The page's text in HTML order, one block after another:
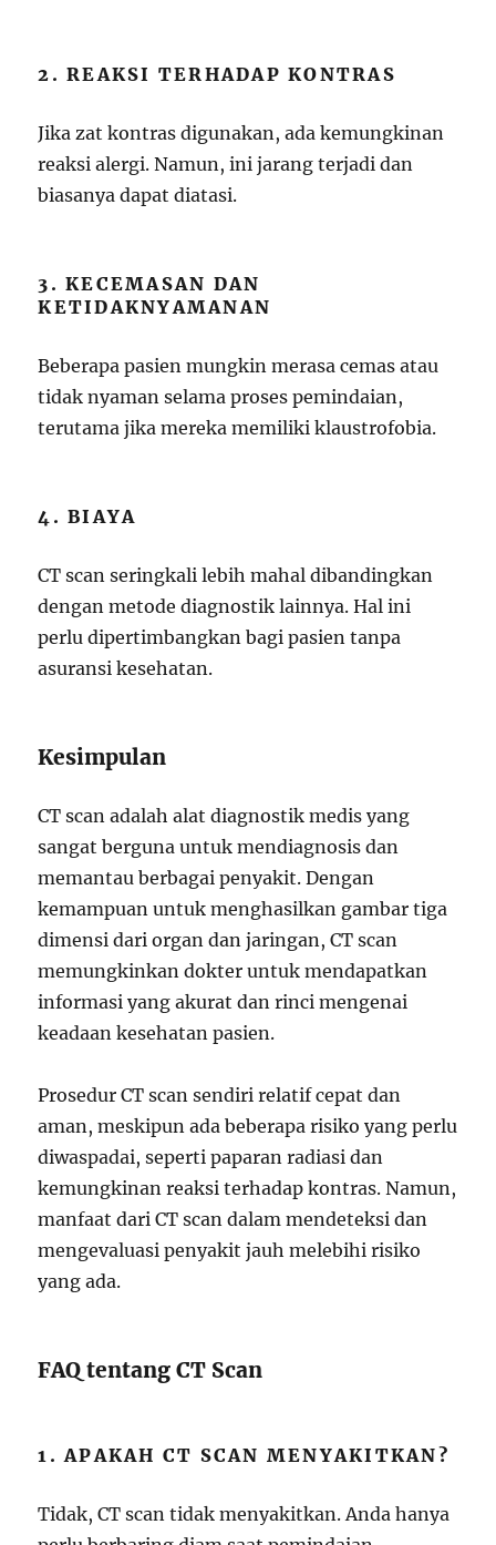
2. REAKSI TERHADAP KONTRAS
Jika zat kontras digunakan, ada kemungkinan
reaksi alergi. Namun, ini jarang terjadi dan
biasanya dapat diatasi.
3. KECEMASAN DAN
KETIDAKNYAMANAN
Beberapa pasien mungkin merasa cemas atau
tidak nyaman selama proses pemindaian,
terutama jika mereka memiliki klaustrofobia.
4. BIAYA
CT scan seringkali lebih mahal dibandingkan
dengan metode diagnostik lainnya. Hal ini
perlu dipertimbangkan bagi pasien tanpa
asuransi kesehatan.
Kesimpulan
CT scan adalah alat diagnostik medis yang
sangat berguna untuk mendiagnosis dan
memantau berbagai penyakit. Dengan
kemampuan untuk menghasilkan gambar tiga
dimensi dari organ dan jaringan, CT scan
memungkinkan dokter untuk mendapatkan
informasi yang akurat dan rinci mengenai
keadaan kesehatan pasien.
Prosedur CT scan sendiri relatif cepat dan
aman, meskipun ada beberapa risiko yang perlu
diwaspadai, seperti paparan radiasi dan
kemungkinan reaksi terhadap kontras. Namun,
manfaat dari CT scan dalam mendeteksi dan
mengevaluasi penyakit jauh melebihi risiko
yang ada.
FAQ tentang CT Scan
1. APAKAH CT SCAN MENYAKITKAN?
Tidak, CT scan tidak menyakitkan. Anda hanya